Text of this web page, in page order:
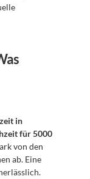
in
für 5000
von den
ab. Eine